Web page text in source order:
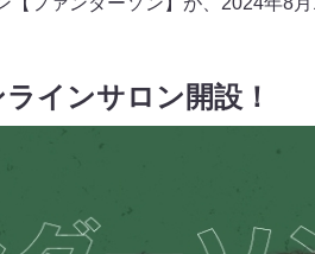
インサロン開設！